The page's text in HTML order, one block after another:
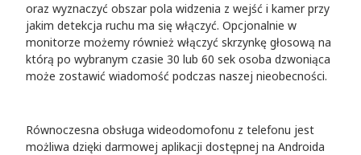
oraz wyznaczyć obszar pola widzenia z wejść i kamer przy
jakim detekcja ruchu ma się włączyć. Opcjonalnie w
monitorze możemy również włączyć skrzynkę głosową na
którą po wybranym czasie 30 lub 60 sek osoba dzwoniąca
może zostawić wiadomość podczas naszej nieobecności.
Równoczesna obsługa wideodomofonu z telefonu jest
możliwa dzięki darmowej aplikacji dostępnej na Androida